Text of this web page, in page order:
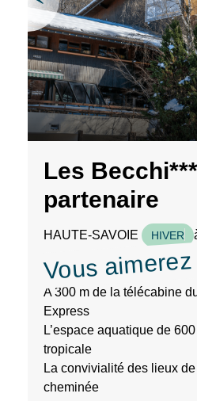
Les
partenaire
HAUTE-SAVOIE HIVER
Vous aimerez
A 300 m de la télécabine
Express
L’espace aquatique de
tropicale
La convivialité des lieux
cheminée
séjours
conseils
pratiques
pour
bien
préparer
vos
vacances.
Votre
mail
En
votre